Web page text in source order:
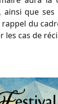
ainsi que ses
du
les cas de